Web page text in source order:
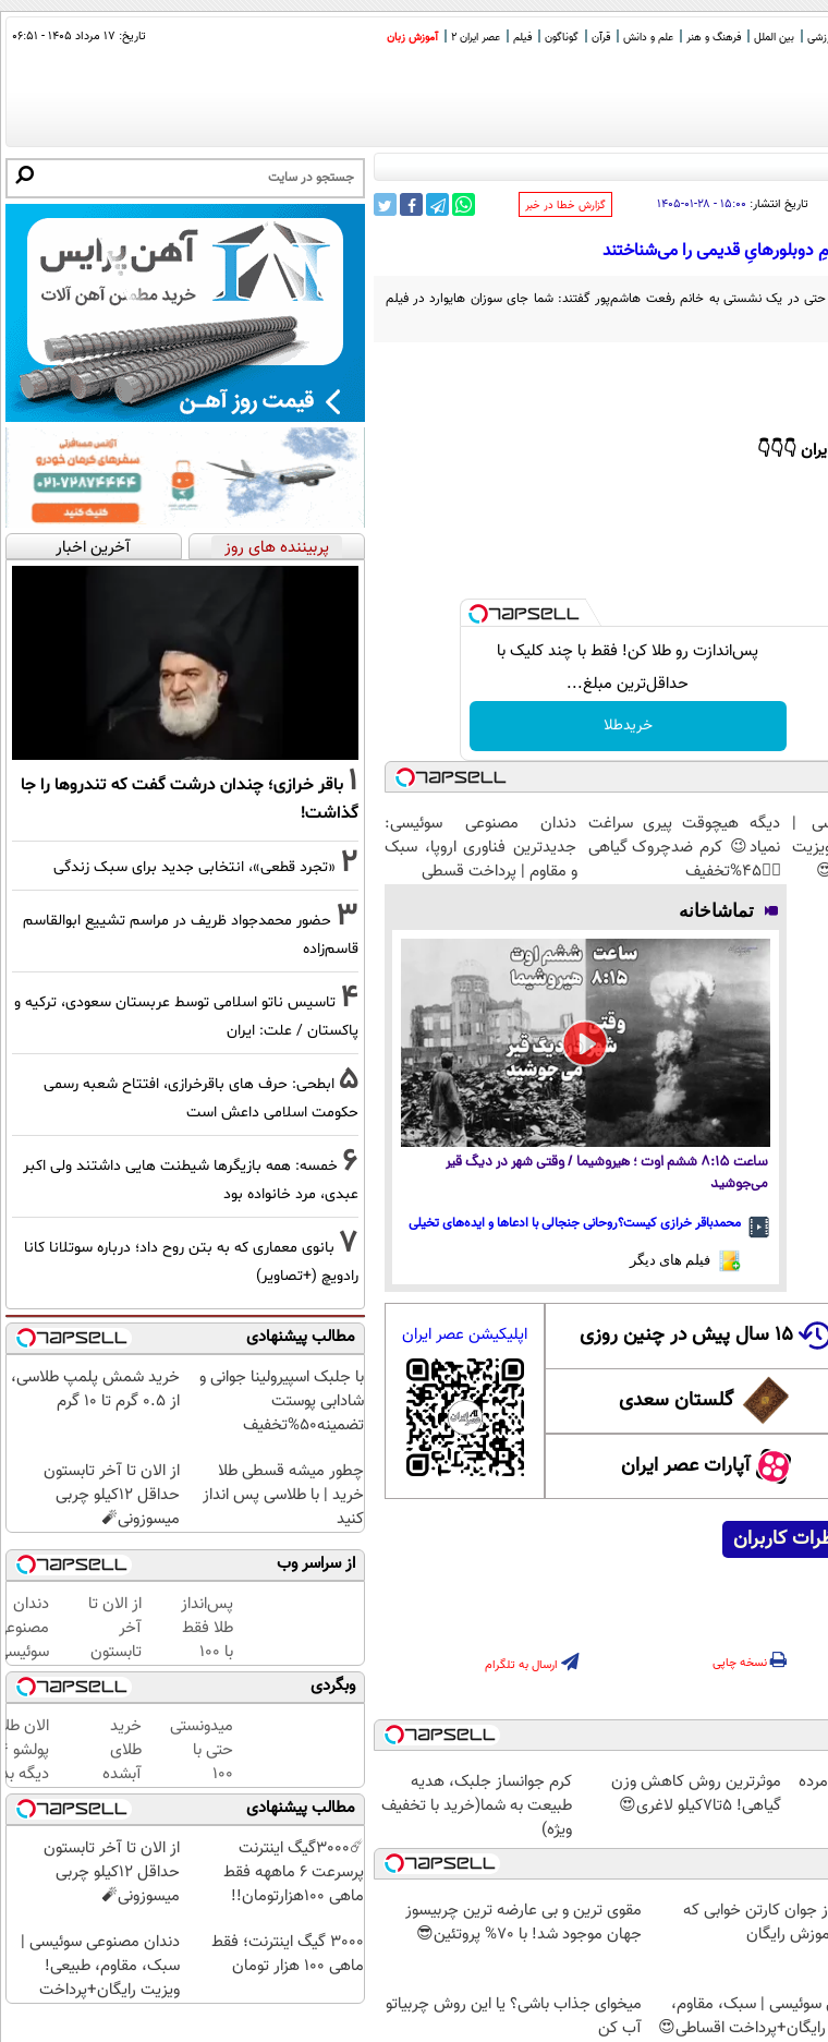
بین الملل فرهنگ و هنر علم و دانش قرآن گوناگون فیلم عصر ایران 2 آموزش زبان تاریخ: ۱۷ مرداد ۱۴۰۵ - ۰۶:۵۱
تاریخ انتشار: ۱۵:۰۰ - ۲۸-۰۱-۱۴۰۵ ‌گزارش خطا در خبر
قدیمی را می‌شناختند
حتی در یک نشستی به خانم رفعت هاشم‌پور گفتند: شما جای سوزان هایوارد در فیلم
👇👇👇
پس‌اندازت رو طلا کن! فقط با چند کلیک با
حداقل‌ترین مبلغ...
خریدطلا
| دیگه هیچوقت پیری سراغت
نمیاد😉 کرم ضدچروک گیاهی
👈🏻45%تخفیف
دندان مصنوعی سوئیسی:
جدیدترین فناوری اروپا، سبک
و مقاوم | پرداخت قسطی
تماشاخانه
ساعت ۸:۱۵ ششم اوت ؛ هیروشیما / وقتی شهر در دیگ قیر
می‌جوشید
محمدباقر خرازی کیست؟روحانی جنجالی با ادعاها و ایده‌های تخیلی
فیلم های دیگر
۱۵ سال پیش در چنین روزی
گلستان سعدی
آپارات عصر ایران
اپلیکیشن عصر ایران
کاربران
نسخه چاپی ارسال به تلگرام
موثرترین روش کاهش وزن
گیاهی! 5تا۷کیلو لاغری😍
کرم جوانساز جلبک، هدیه
طبیعت به شما(خرید با تخفیف
ویژه)
جوان کارتن خوابی که
رایگان
مقوی ترین و بی عارضه ترین چربیسوز
جهان موجود شد! با 70% پروتئین😎
سوئیسی | سبک، مقاوم،
اقساطی😍
میخوای جذاب باشی؟ یا این روش چربیاتو
آب کن
پربیننده های روز آخرین اخبار
1 باقر خرازی؛ چندان درشت گفت که تندروها را جا
گذاشت!
2 «تجرد قطعی»، انتخابی جدید برای سبک زندگی
3 حضور محمدجواد ظریف در مراسم تشییع ابوالقاسم
قاسم‌زاده
4 تاسیس ناتو اسلامی توسط عربستان سعودی، ترکیه و
پاکستان / علت: ایران
5 ابطحی: حرف های باقرخرازی، افتتاح شعبه رسمی
حکومت اسلامی داعش است
6 خمسه: همه بازیگرها شیطنت هایی داشتند ولی اکبر
عبدی، مرد خانواده بود
7 بانوی معماری که به بتن روح داد؛ درباره سوتلانا کانا
رادویچ (+تصاویر)
مطالب پیشنهادی
با جلبک اسپیرولینا جوانی و
شادابی پوستت
تضمینه50%تخفیف
خرید شمش پلمپ طلاسی،
از ۰.۵ گرم تا ۱۰ گرم
چطور میشه قسطی طلا
خرید | با طلاسی پس انداز
کنید
از الان تا آخر تابستون
حداقل 12کیلو چربی
میسوزونی🧨
از سراسر وب
پس‌انداز
طلا فقط
با ۱۰۰
هزارتومان
(امن و
راحت)
از الان تا
آخر
تابستون
حداقل
12کیلو
چربی
میسوزونی
🧨
دندان
فناوری
اروپا،
سبک و
مقاوم |
پرداخت
قسطی
وبگردی
میدونستی
حتی با
۱۰۰
هزارتومان
هم
طلا آبشده
بخری؟
خرید
طلای
آبشده
حتی با
۱۰۰هزارتومان
الان
دیگه
طلا با
بی‌بهره
مطالب پیشنهادی
☄️3000گیگ اینترنت
پرسرعت 6 ماههه فقط
ماهی 100هزارتومان!!
از الان تا آخر تابستون
حداقل 12کیلو چربی
میسوزونی🧨
3000 گیگ اینترنت؛ فقط
ماهی 100 هزار تومان
دندان مصنوعی سوئیسی |
سبک، مقاوم، طبیعی!
ویزیت رایگان+پرداخت